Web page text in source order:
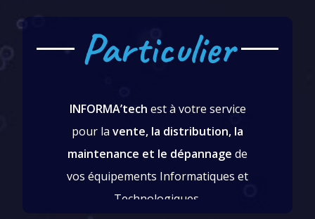
Particulier
INFORMA’tech est à votre service
pour la vente, la distribution, la
maintenance et le dépannage de
vos équipements Informatiques et
Technologiques.
INFORMA’tech
Particuliers
En savoir plus